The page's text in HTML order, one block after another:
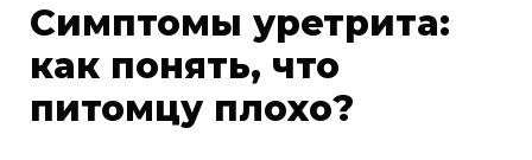
Симптомы уретрита:
как понять, что
питомцу плохо?